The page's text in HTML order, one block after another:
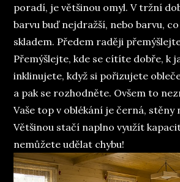
poradí, je většinou omyl. V tržní
barvu buď nejdražší, nebo barvu,
skladem. Předem raději
Přemýšlejte, kde se cítíte dobře, k
inklinujete, když si pořizujete
a pak se rozhodněte. Ovšem to
Vaše top v oblékání je černá,
Většinou stačí naplno využít
nemůžete udělat chybu!